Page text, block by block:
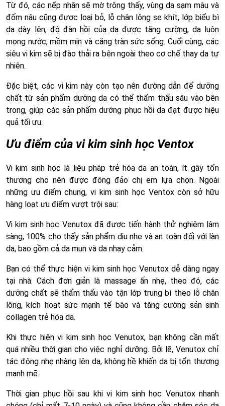
Từ đó, các nếp nhăn sẽ mờ trông thấy, vùng da sạm màu và
đốm nâu cũng được loại bỏ, lỗ chân lông se khít, lớp biểu bì
da dày lên, độ đàn hồi của da được tăng cường, da luôn
mọng nước, mềm mịn và căng tràn sức sống. Cuối cùng, các
siêu vi kim sẽ bị đào thải ra bên ngoài theo cơ chế thay da tự
nhiên.
Đặc biệt, các vi kim này còn tạo nên đường dẫn để dưỡng
chất từ sản phẩm dưỡng da có thể thẩm thấu sâu vào bên
trong, giúp các sản phẩm dưỡng phục hồi da đạt được hiệu
quả tối ưu.
Ưu điểm của vi kim sinh học Ventox
Vi kim sinh học là liệu pháp trẻ hóa da an toàn, ít gây tổn
thương cho nên được đông đảo chị em lựa chọn. Ngoài
những ưu điểm chung, vi kim sinh học Ventox còn sở hữu
hàng loạt ưu điểm vượt trội sau:
Vi kim sinh học Venutox đã được tiến hành thử nghiệm lâm
sàng, 100% cho thấy sản phẩm dịu nhẹ và an toàn đối với làn
da, bao gồm cả da mụn và da nhạy cảm.
Bạn có thể thực hiện vi kim sinh học Venutox dễ dàng ngay
tại nhà. Cách đơn giản là massage ấn nhẹ, theo đó, các
dưỡng chất sẽ thẩm thấu vào tận lớp trung bì theo lỗ chân
lông, kích hoạt sức mạnh tế bào và tăng cường sản sinh
collagen trẻ hóa da.
Khi thực hiện vi kim sinh học Venutox, bạn không cần mất
quá nhiều thời gian cho việc nghỉ dưỡng. Bởi lẽ, Venutox chỉ
tác động nhẹ nhàng lên da, không hề khiến da bị tổn thương
mạnh mẽ.
Thời gian phục hồi sau khi vi kim sinh học Venutox nhanh